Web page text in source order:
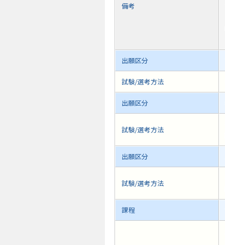
備考
出願区分
試験/選考方法
出願区分
試験/選考方法
出願区分
試験/選考方法
課程